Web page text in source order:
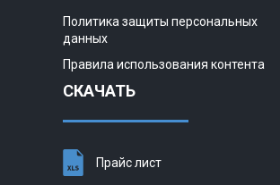
Политика защиты персональных
данных
Правила использования контента
СКАЧАТЬ
Прайс лист